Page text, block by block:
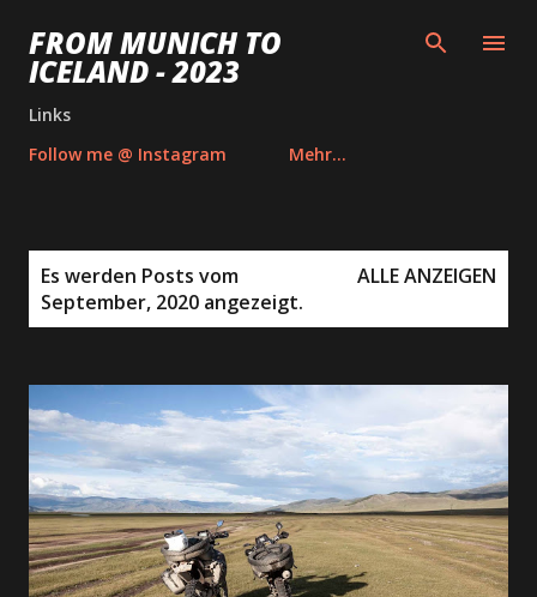
Direkt zum Hauptbereich
FROM MUNICH TO
ICELAND - 2023
Links
Follow me @ Instagram
Mehr…
Es werden Posts vom
September, 2020 angezeigt.
ALLE ANZEIGEN